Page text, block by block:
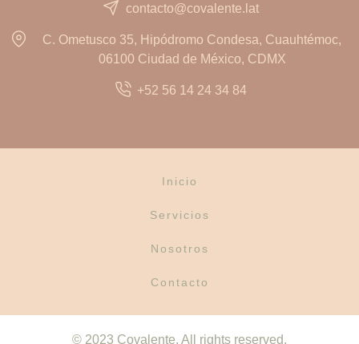
contacto@covalente.lat
C. Ometusco 35, Hipódromo Condesa, Cuauhtémoc,
06100 Ciudad de México, CDMX
+52 56 14 24 34 84
Inicio
Servicios
Nosotros
Contacto
© 2023 Covalente. All rights reserved.